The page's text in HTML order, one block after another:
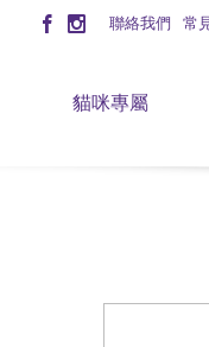
聯絡我們 常
貓咪專屬